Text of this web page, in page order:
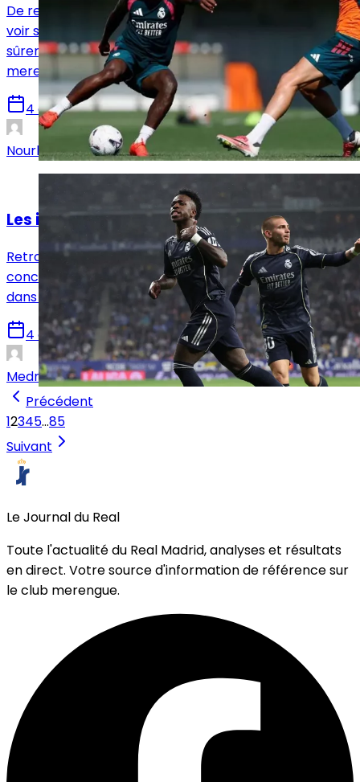
De retour cette semaine à Valdebebas, Vinicius Jr va
voir son avenir ou la fin de son aventure au Real Madrid
sûrement s’écrire cette semaine dans les bureaux
merengues.
4 août 2026
Nourhane Haroui
Les infos mercato Real Madrid du 4 août !
Retrouvez toutes les informations du 4 août
concernant le mercato du Real Madrid, que ce soit
dans le sens des départs ou des arrivées.
4 août 2026
Medric Bouzermane
Précédent
12345…85
Suivant
Le Journal du Real
Toute l'actualité du Real Madrid, analyses et résultats
en direct. Votre source d'information de référence sur
le club merengue.